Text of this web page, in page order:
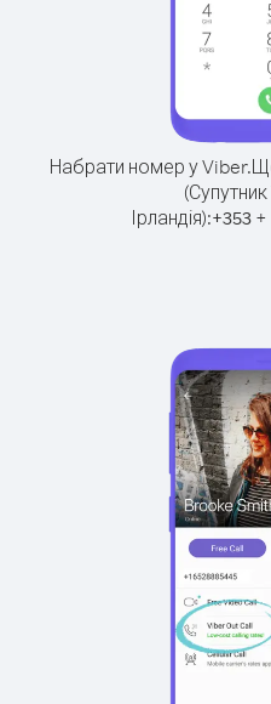
Набрати номер у Viber.
Ірландія):+353 +